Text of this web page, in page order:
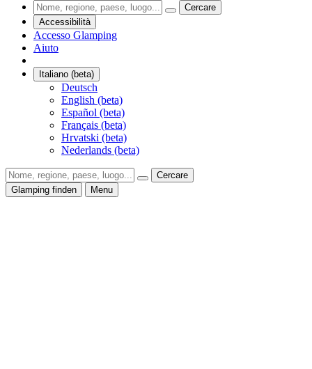
Cercare
Accessibilità
Accesso Glamping
Aiuto
Italiano (beta)
Deutsch
English (beta)
Español (beta)
Français (beta)
Hrvatski (beta)
Nederlands (beta)
Cercare
Glamping finden
Menu